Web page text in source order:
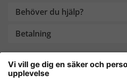
Behöver du hjälp?
Betalning
Handla säkert